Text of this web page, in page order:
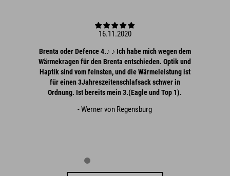
16.11.2020
Brenta oder Defence 4.♪ ♪ Ich habe mich wegen dem
Wärmekragen für den Brenta entschieden. Optik und
Haptik sind vom feinsten, und die Wärmeleistung ist
für einen 3Jahreszeitenschlafsack schwer in
Ordnung. Ist bereits mein 3.(Eagle und Top 1).
- Werner von Regensburg